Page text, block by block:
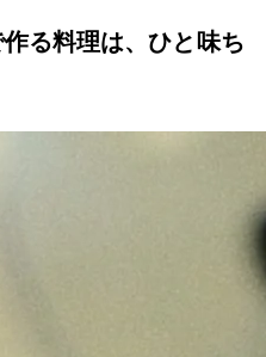
る料理は、ひと味ち